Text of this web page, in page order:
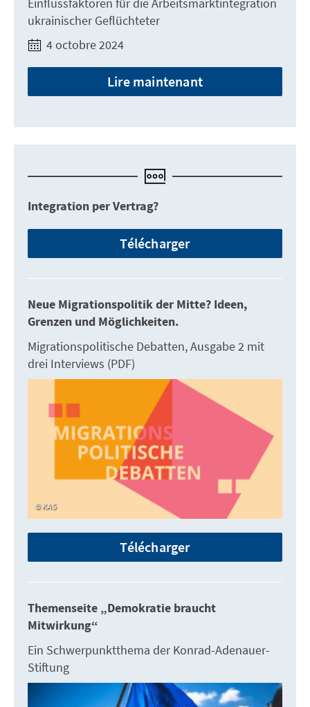
ukrainischer Geflüchteter
4 octobre 2024
Lire maintenant
Integration per Vertrag?
Télécharger
Neue Migrationspolitik der Mitte? Ideen,
Grenzen und Möglichkeiten.
Migrationspolitische Debatten, Ausgabe 2 mit
drei Interviews (PDF)
KAS
Télécharger
Themenseite „Demokratie braucht
Mitwirkung“
Ein Schwerpunktthema der Konrad-Adenauer-
Stiftung